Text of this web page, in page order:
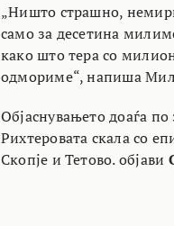
„Ништо страшно,
само за десетина
како што тера со
одмориме“, напиша
Објаснувањето доаѓа
Рихтеровата скала со
Скопје и Тетово. објави